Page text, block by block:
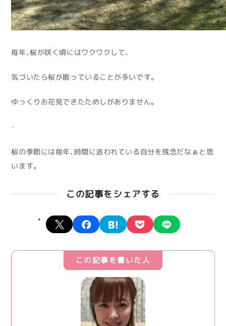
毎年、桜が咲く頃にはワクワクして、
気づいたら桜が散っていることが多いです。
ゆっくりお花見できたためしがありません。
・
桜の季節には毎年、時間に追われている自分を残念だなぁと思
います。
この記事をシェアする
X facebookhatena pocket
この記事を書いた人